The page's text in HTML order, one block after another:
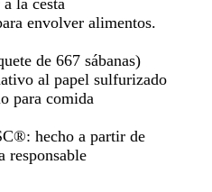
la cesta
envolver alimentos.
de 667 sábanas)
al papel sulfurizado
para comida
hecho a partir de
responsable